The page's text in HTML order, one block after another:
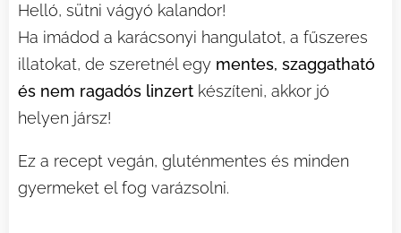
Helló, sütni vágyó kalandor! 🌟
Ha imádod a karácsonyi hangulatot, a fűszeres
illatokat, de szeretnél egy mentes, szaggatható
és nem ragadós linzert készíteni, akkor jó
helyen jársz!
Ez a recept vegán, gluténmentes és minden
gyermeket el fog varázsolni. 🎄✨